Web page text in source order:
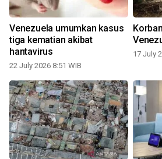
Venezuela umumkan kasus
tiga kematian akibat
hantavirus
22 July 2026 8:51 WIB
17 July